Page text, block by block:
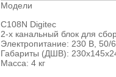
Модели
C108N Digitec
2-х канальный блок для
Электропитание: 230 В, 50/
Габариты (ДШВ):
Масса: 4 кг